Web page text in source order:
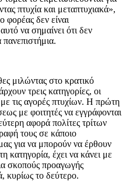
πτυχία και μεταπτυχιακά»,
φορέας δεν είναι
να σημαίνει ότι δεν
πανεπιστήμια.
μιλώντας στο κρατικό
τρεις κατηγορίες, οι
τις αγορές πτυχίων. Η πρώτη
με φοιτητές να εγγράφονται
αφορά πολίτες τρίτων
τους σε κάποιο
για να μπορούν να έρθουν
κατηγορία, έχει να κάνει με
σκοπούς προαγωγής
κυρίως το δεύτερο.